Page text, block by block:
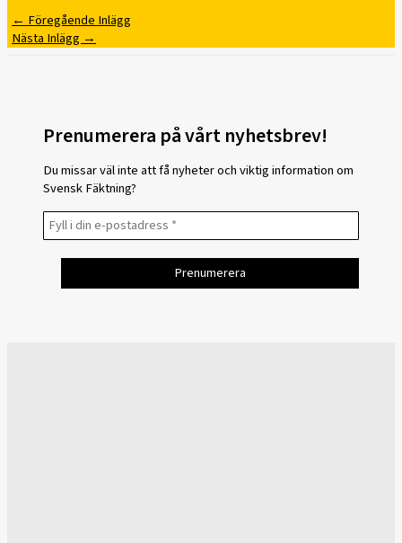
← Föregående Inlägg
Nästa Inlägg →
Prenumerera på vårt nyhetsbrev!
Du missar väl inte att få nyheter och viktig information om
Svensk Fäktning?